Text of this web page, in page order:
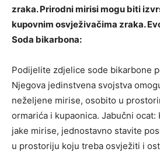
zraka. Prirodni mirisi mogu biti
kupovnim osvježivačima zraka.
Soda bikarbona:
Podijelite zdjelice sode bikarbone
Njegova jedinstvena svojstva
neželjene mirise, osobito u
ormarića i kupaonica. Jabučni
jake mirise, jednostavno stavite
u prostoriju koju treba osvježiti i